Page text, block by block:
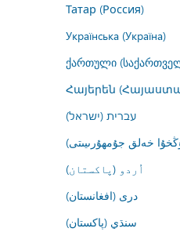
Татар (Россия)
Українська (Україна)
ქართული
Հայերեն
עברית (ישראל)
خەلق جۇمھۇرىيىتى)
اُردو (پاکستان)
درى (افغانستان)
سنڌي (پاکستان)